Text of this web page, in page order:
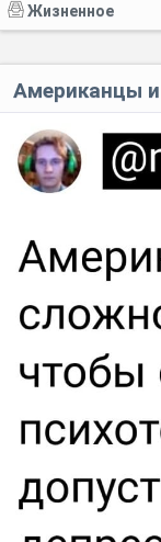
Жизненное
Американцы